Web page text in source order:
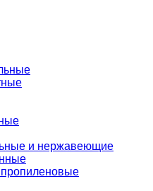
и нержавеющие